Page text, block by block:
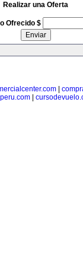
Realizar una Oferta
Ofrecido $
|